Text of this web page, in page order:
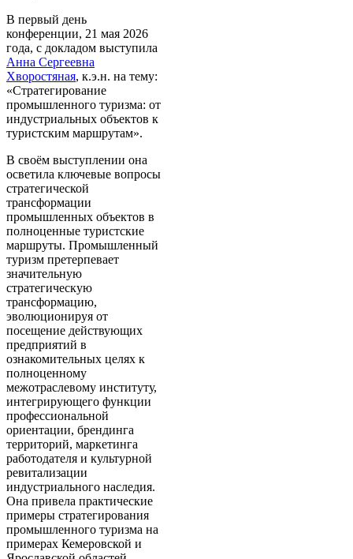
В первый день
конференции, 21 мая 2026
года, с докладом выступила
Анна Сергеевна
Хворостяная, к.э.н. на тему:
«Стратегирование
промышленного туризма: от
индустриальных объектов к
туристским маршрутам».
В своём выступлении она
осветила ключевые вопросы
стратегической
трансформации
промышленных объектов в
полноценные туристские
маршруты. Промышленный
туризм претерпевает
значительную
стратегическую
трансформацию,
эволюционируя от
посещение действующих
предприятий в
ознакомительных целях к
полноценному
межотраслевому институту,
интегрирующего функции
профессиональной
ориентации, брендинга
территорий, маркетинга
работодателя и культурной
ревитализации
индустриального наследия.
Она привела практические
примеры стратегирования
промышленного туризма на
примерах Кемеровской и